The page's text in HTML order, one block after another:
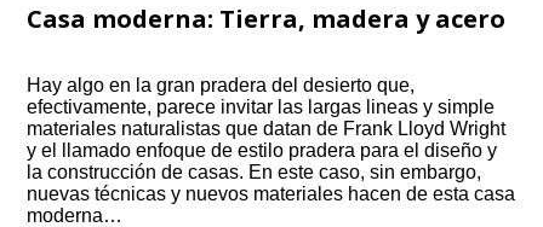
Casa moderna: Tierra, madera y acero
Hay algo en la gran pradera del desierto que,
efectivamente, parece invitar las largas lineas y simple
materiales naturalistas que datan de Frank Lloyd Wright
y el llamado enfoque de estilo pradera para el diseño y
la construcción de casas. En este caso, sin embargo,
nuevas técnicas y nuevos materiales hacen de esta casa
moderna…